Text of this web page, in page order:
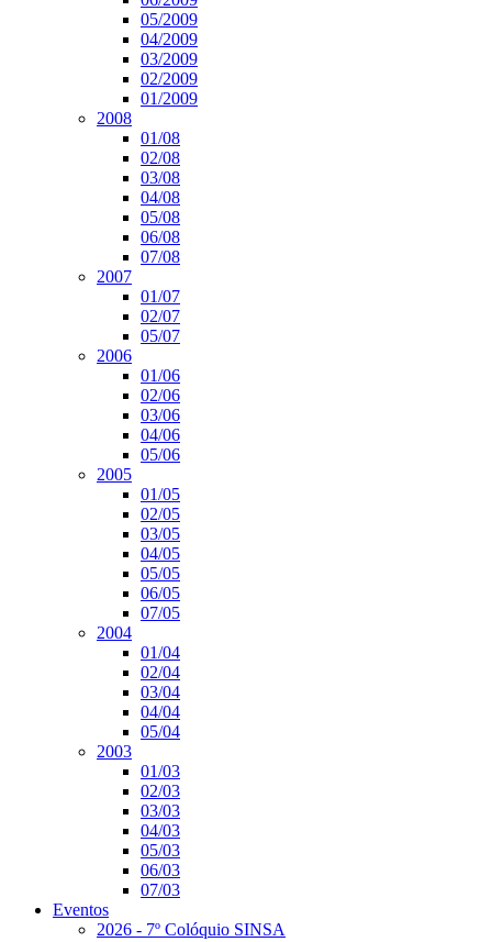
05/2009
04/2009
03/2009
02/2009
01/2009
2008
01/08
02/08
03/08
04/08
05/08
06/08
07/08
2007
01/07
02/07
05/07
2006
01/06
02/06
03/06
04/06
05/06
2005
01/05
02/05
03/05
04/05
05/05
06/05
07/05
2004
01/04
02/04
03/04
04/04
05/04
2003
01/03
02/03
03/03
04/03
05/03
06/03
07/03
Eventos
2026 - 7º Colóquio SINSA